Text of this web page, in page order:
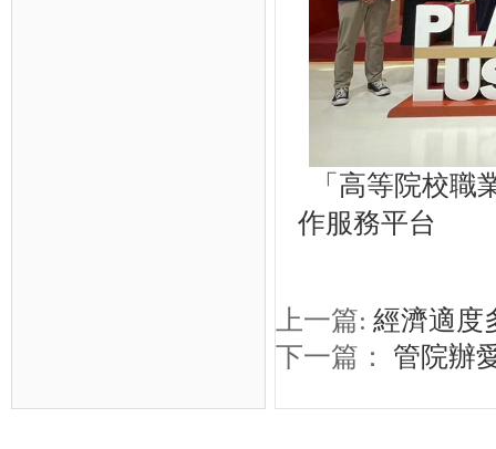
「高等院校職
作服務平台
上一篇: 經濟適度
下一篇： 管院辦